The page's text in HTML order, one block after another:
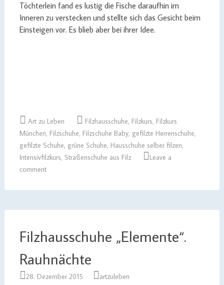
Töchterlein fand es lustig die Fische daraufhin im
Inneren zu verstecken und stellte sich das Gesicht beim
Einsteigen vor. Es blieb aber bei ihrer Idee.
Art zu Leben Filzhausschuhe, Filzkurs, Filzkurs
München, Filzschuhe, Filzschuhe Baby, gefilzte Herrenschuhe,
gefilzte Schuhe, grüne Schuhe, Hausschuhe selber filzen,
Intensivfilzkurs, Straßenschuhe aus Filz
Leave a
comment
Filzhausschuhe „Elemente“.
Rauhnächte
28. Dezember 2015 artzuleben